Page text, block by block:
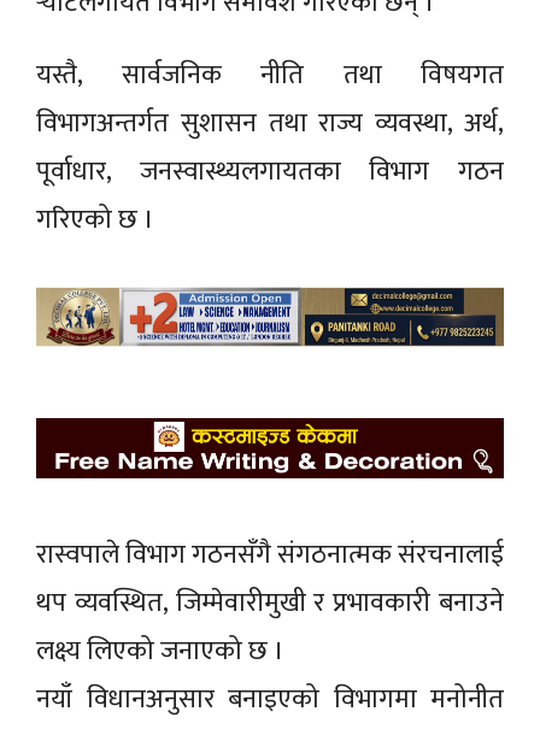
यस्तै, सार्वजनिक नीति तथा विषयगत
विभागअन्तर्गत सुशासन तथा राज्य व्यवस्था, अर्थ,
पूर्वाधार, जनस्वास्थ्यलगायतका विभाग गठन
गरिएको छ ।
रास्वपाले विभाग गठनसँगै संगठनात्मक संरचनालाई
थप व्यवस्थित, जिम्मेवारीमुखी र प्रभावकारी बनाउने
लक्ष्य लिएको जनाएको छ ।
नयाँ विधानअनुसार बनाइएको विभागमा मनोनीत